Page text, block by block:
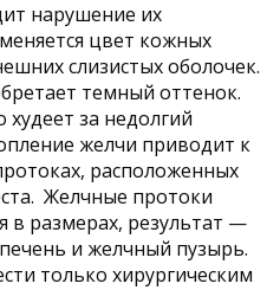
нарушение их
цвет кожных
слизистых оболочек.
темный оттенок.
за недолгий
желчи приводит к
расположенных
Желчные протоки
размерах, результат —
и желчный пузырь.
только хирургическим